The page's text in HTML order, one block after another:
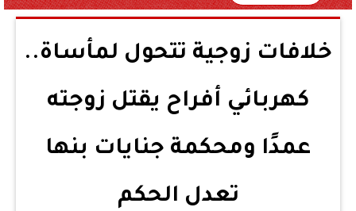
خلافات زوجية تتحول لمأساة..
كهربائي أفراح يقتل زوجته
عمدًا ومحكمة جنايات بنها
تعدل الحكم